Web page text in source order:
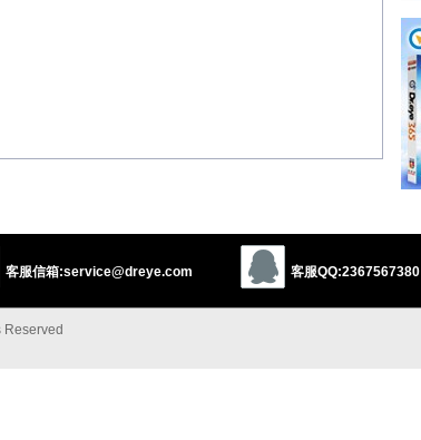
客服信箱:service@dreye.com 客服QQ:2367567380